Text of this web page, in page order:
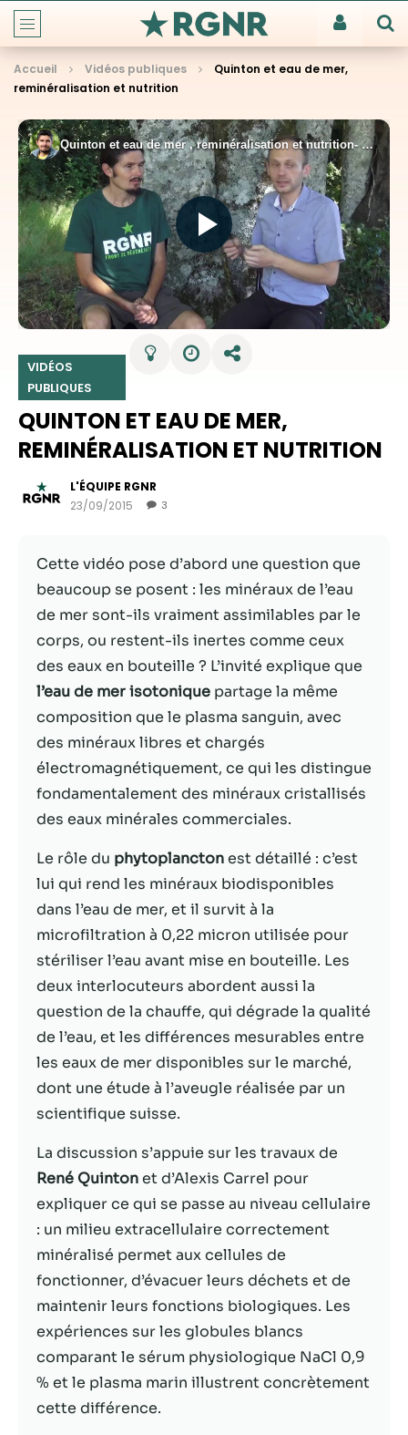
Accueil Vidéos publiques
Quinton et eau de mer,
reminéralisation et nutrition
VIDÉOS
PUBLIQUES
QUINTON ET EAU DE MER,
REMINÉRALISATION ET NUTRITION
L'ÉQUIPE RGNR
23/09/2015
3
Cette vidéo pose d’abord une question que
beaucoup se posent : les minéraux de l’eau
de mer sont-ils vraiment assimilables par le
corps, ou restent-ils inertes comme ceux
des eaux en bouteille ? L’invité explique que
l’eau de mer isotonique partage la même
composition que le plasma sanguin, avec
des minéraux libres et chargés
électromagnétiquement, ce qui les distingue
fondamentalement des minéraux cristallisés
des eaux minérales commerciales.
Le rôle du phytoplanctonest détaillé : c’est
lui qui rend les minéraux biodisponibles
dans l’eau de mer, et il survit à la
microfiltration à 0,22 micron utilisée pour
stériliser l’eau avant mise en bouteille. Les
deux interlocuteurs abordent aussi la
question de la chauffe, qui dégrade la qualité
de l’eau, et les différences mesurables entre
les eaux de mer disponibles sur le marché,
dont une étude à l’aveugle réalisée par un
scientifique suisse.
La discussion s’appuie sur les travaux de
René Quintonet d’Alexis Carrel pour
expliquer ce qui se passe au niveau cellulaire
: un milieu extracellulaire correctement
minéralisé permet aux cellules de
fonctionner, d’évacuer leurs déchets et de
maintenir leurs fonctions biologiques. Les
expériences sur les globules blancs
comparant le sérum physiologique NaCl 0,9
% et le plasma marin illustrent concrètement
cette différence.
Nécessaire
Ces cookies ne
sont pas
facultatifs. Ils
sont
nécessaires au
fonctionnement
du site Web.
Statistiques
Afin que nous
puissions
améliorer la
fonctionnalité
et la structure
du site Web,
en fonction
de la façon
dont le site
Web est
utilisé.
Afin que notre
site Web
fonctionne
aussi bien que
possible lors
de votre visite.
Si vous refusez
ces cookies,
certaines
fonctionnalités
disparaîtront
du site Web.